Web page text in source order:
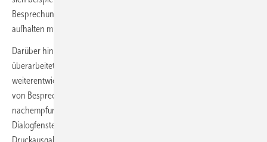
Besprechungsprotokollen, Bild- oder Mängelbeschreibungen
aufhalten muss.
Darüber hinaus wurde das Besprechungsprotokoll komplett
überarbeitet. Neu sind ein Eigenschaften-Dialog, eine
weiterentwickelte Teilnehmerliste, eine übersichtlichere Gliederung
von Besprechungspunkten, eine dem Microsoft-Explorer
nachempfundene Bilderansicht sowie zentrale, selbsterklärende
Dialogfenster für die Bearbeitung einzelner Informationen und die